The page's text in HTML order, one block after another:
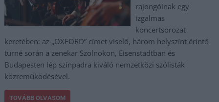
rajongóinak egy
izgalmas
koncertsorozat
keretében: az „OXFORD” címet viselő, három helyszínt érintő
turné során a zenekar Szolnokon, Eisenstadtban és
Budapesten lép színpadra kiváló nemzetközi szólisták
közreműködésével.
TOVÁBB OLVASOM